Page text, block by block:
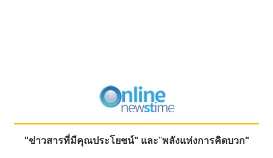
"ข่าวสารที่มีคุณประโยชน์" และ"พลังแห่งการคิดบวก"